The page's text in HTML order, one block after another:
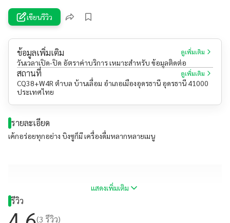
เขียนรีวิว
ข้อมูลเพิ่มเติม ดูเพิ่มเติม
วันเวลาเปิด-ปิด อัตราค่าบริการ เหมาะสำหรับ ข้อมูลติดต่อ
สถานที่ ดูเพิ่มเติม
CQ38+W4R ตำบล บ้านเลื่อม อำเภอเมืองอุดรธานี อุดรธานี 41000
ประเทศไทย
รายละเอียด
เค้กอร่อยทุกอย่าง บิงซูก็มี เครื่องดื่มหลากหลายเมนู
แสดงเพิ่มเติม
รีวิว
(3 รีวิว)